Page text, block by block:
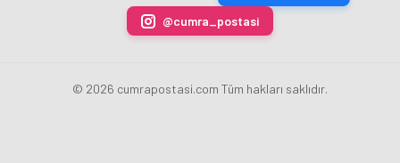
@cumra_postasi
© 2026 cumrapostasi.com Tüm hakları saklıdır.